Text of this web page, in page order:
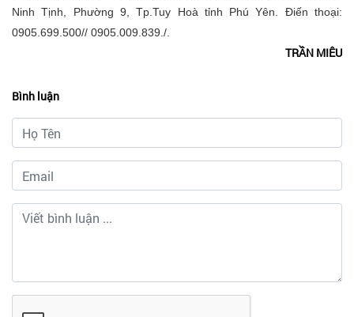
Ninh Tịnh, Phường 9, Tp.Tuy Hoà tỉnh Phú Yên. Điến thoại:
0905.699.500// 0905.009.839./.
TRẦN MIÊU
Bình luận